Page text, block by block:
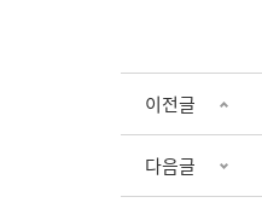
이전글
다음글